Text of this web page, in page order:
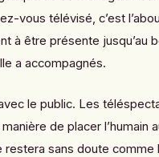
vous télévisé, c’est
à être présente jusqu’au
a accompagnés.
le public. Les
de placer l’humain
restera sans doute comme